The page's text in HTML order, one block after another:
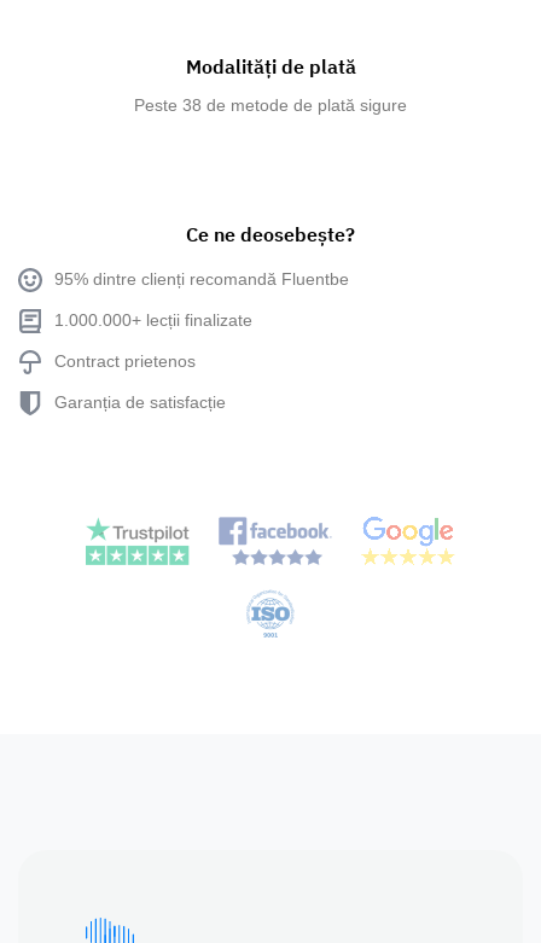
Modalități de plată
Peste 38 de metode de plată sigure
Ce ne deosebește?
95% dintre clienți recomandă Fluentbe
1.000.000+ lecții finalizate
Contract prietenos
Garanția de satisfacție